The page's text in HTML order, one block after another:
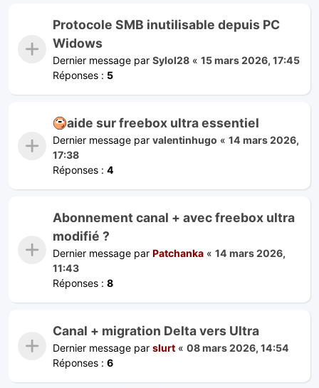
Protocole SMB inutilisable depuis PC
Widows
Dernier message par Sylol28 « 15 mars 2026, 17:45
Réponses : 5
aide sur freebox ultra essentiel
Dernier message par valentinhugo « 14 mars 2026,
17:38
Réponses : 4
Abonnement canal + avec freebox ultra
modifié ?
Dernier message par Patchanka « 14 mars 2026,
11:43
Réponses : 8
Canal + migration Delta vers Ultra
Dernier message par slurt « 08 mars 2026, 14:54
Réponses : 6